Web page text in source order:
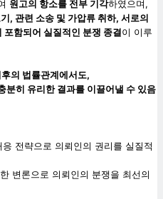
원고의 항소를 전부 기각하였으며,
, 관련 소송 및 가압류 취하, 서로의
포함되어 실질적인 분쟁 종결이 이루
의 법률관계에서도,
분히 유리한 결과를 이끌어낼 수 있음
전략으로 의뢰인의 권리를 실질적
변론으로 의뢰인의 분쟁을 최선의